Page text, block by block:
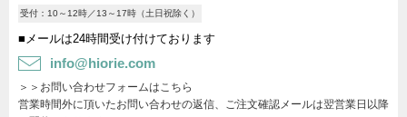
受付：10～12時／13～17時（土日祝除く）
■メールは24時間受け付けております
info@hiorie.com
＞＞お問い合わせフォームはこちら
営業時間外に頂いたお問い合わせの返信、ご注文確認メールは翌営業日以降